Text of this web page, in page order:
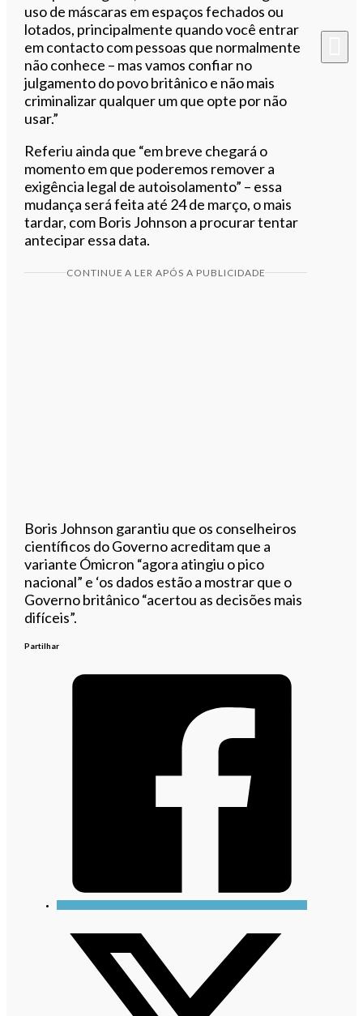
uso de máscaras em espaços fechados ou
lotados, principalmente quando você entrar
em contacto com pessoas que normalmente
não conhece – mas vamos confiar no
julgamento do povo britânico e não mais
criminalizar qualquer um que opte por não
usar.”
Referiu ainda que “em breve chegará o
momento em que poderemos remover a
exigência legal de autoisolamento” – essa
mudança será feita até 24 de março, o mais
tardar, com Boris Johnson a procurar tentar
antecipar essa data.
CONTINUE A LER APÓS A PUBLICIDADE
Boris Johnson garantiu que os conselheiros
científicos do Governo acreditam que a
variante Ómicron “agora atingiu o pico
nacional” e ‘os dados estão a mostrar que o
Governo britânico “acertou as decisões mais
difíceis”.
Partilhar